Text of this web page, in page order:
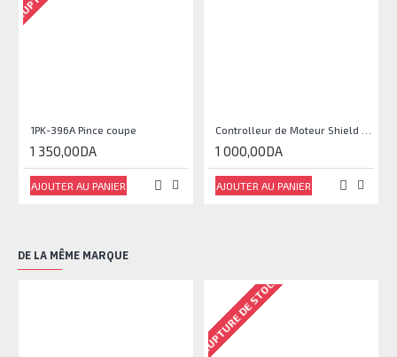
1PK-396A Pince coupe
1 350,00DA
AJOUTER AU PANIER
1 000,00DA
AJOUTER AU PANIER
DE LA MÊME MARQUE
RUPTURE DE STOCK